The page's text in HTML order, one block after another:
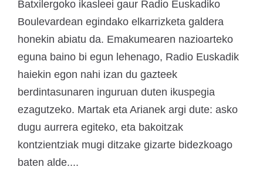
Batxilergoko ikasleei gaur Radio Euskadiko
Boulevardean egindako elkarrizketa galdera
honekin abiatu da. Emakumearen nazioarteko
eguna baino bi egun lehenago, Radio Euskadik
haiekin egon nahi izan du gazteek
berdintasunaren inguruan duten ikuspegia
ezagutzeko. Martak eta Arianek argi dute: asko
dugu aurrera egiteko, eta bakoitzak
kontzientziak mugi ditzake gizarte bidezkoago
baten alde....